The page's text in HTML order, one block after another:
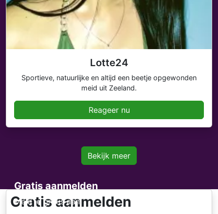
Lotte24
Sportieve, natuurlijke en altijd een beetje opgewonden
meid uit Zeeland.
Reageer nu
Bekijk meer
Gratis aanmelden
Meld je gratis aan
Gratis aanmelden